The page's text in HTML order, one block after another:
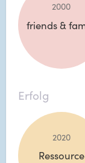
2000
friends &
Erfolg
2020
Ressource